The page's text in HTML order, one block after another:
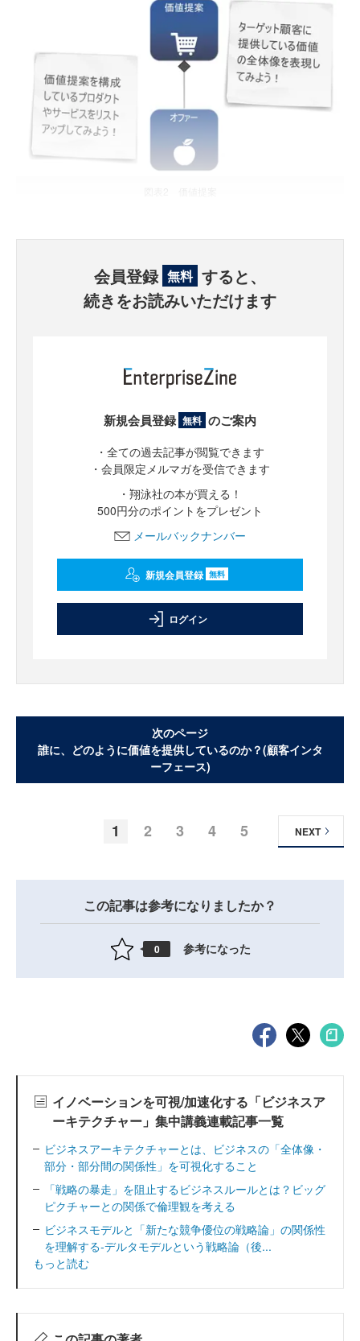
会員登録 無料 すると、
続きをお読みいただけます
新規会員登録 無料 のご案内
・全ての過去記事が閲覧できます
・会員限定メルマガを受信できます
・翔泳社の本が買える！
500円分のポイントをプレゼント
メールバックナンバー
新規会員登録 無料
ログイン
次のページ
誰に、どのように価値を提供しているのか？(顧客インタ
ーフェース)
1 2 3 4 5 NEXT
この記事は参考になりましたか？
0 参考になった
イノベーションを可視/加速化する「ビジネスア
ーキテクチャー」集中講義連載記事一覧
ビジネスアーキテクチャーとは、ビジネスの「全体像・
部分・部分間の関係性」を可視化すること
「戦略の暴走」を阻止するビジネスルールとは？ビッグ
ピクチャーとの関係で倫理観を考える
ビジネスモデルと「新たな競争優位の戦略論」の関係性
を理解する‐デルタモデルという戦略論（後...
もっと読む